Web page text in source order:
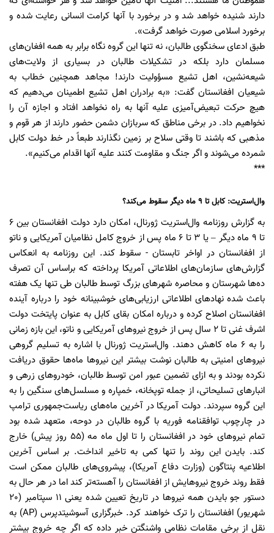
دارند شنیده خواهد شد و در برخورد با آنها کرامت انسانی رعایت شده و
برخورد اسلامی صورت خواهد گرفت».
طبق ادعای سخنگوی طالبان، نه تنها این گروه نگاه برابر به همه افغان‌های
مسلمان دارد بلکه در تشکیلات طالبان در بسیاری از ولایت‌های
شیعه‌نشین، اهل تشیع مسؤولیت دارند! مجاهد همچنین خطاب به
شیعیان افغانستان گفت: «به برادران اهل تشیع اطمینان می‌دهیم که
هیچ حرکت تبعیض‌آمیزی علیه آنها به راه نخواهد افتاد و اجازه آن را
نخواهیم داد. در برخی مناطق که سربازان دشمن حضور دارند از هر قوم و
مذهبی که باشند تا وقتی سلاح بر زمین نگذارند طبعا‌ً در خط دولت کابل
شمرده می‌شوند و اگر جنگ و مقاومت کنند علیه آنها اقدام می‌کنیم».
***
وال‌استریت: کابل تا 9 ماه دیگر سقوط می‌کند؟
به گزارش روزنامه وال‌استریت ژورنال، امکان دارد دولت افغانستان بین 6
تا 9 ماه دیگر – یا 3 تا 6 ماه پس از خروج کامل نظامیان آمریکایی و ناتو
از افغانستان در اواخر تابستان - سقوط کند. این روزنامه به انعکاس
گزارش‌های سازمان‌های اطلاعاتی آمریکا پرداخته که براساس آن تصرف
ده‌ها شهرستان و محاصره شهرهای بزرگ توسط طالبان طی تنها یک هفته
باعث شده نهادهای اطلاعاتی ارزیابی‌های خوشبینانه‌ خود را درباره آینده
افغانستان اصلاح کرده و درباره امکان بقای کابل به عنوان پایتخت دولت
اشرف غنی تا ۲ سال پس از خروج نیروهای آمریکایی و ناتو، این بازه زمانی
را به 6 ماه کاهش دهند. وال‌استریت ژورنال با اشاره به تسلیم گروهی
نیروهای امنیتی به طالبان نوشت بیشتر این نیروها ماه‌ها حقوق دریافت
نکرده بودند و به ازای تضمین عبور امن توسط طالبان، خودروهای زرهی و
انبارهای تسلیحاتی، از جمله توپخانه، خمپاره و مسلسل‌های سنگین را به
این گروه سپردند. دولت آمریکا در آخرین ماه‌های ریاست‌جمهوری ترامپ
در چارچوب توافقنامه فوریه با گروه طالبان در دوحه، متعهد شده بود
تمام نیروهای خود در افغانستان را تا اول ماه مه (55 روز پیش) خارج
کند. بایدن این روند را تنها کمی به تاخیر انداخت. بر اساس آخرین
اطلاعیه پنتاگون (وزارت دفاع آمریکا)، پیشروی‌های طالبان ممکن است
فقط روند خروج نیروهایش از افغانستان را آهسته‌تر کند اما در هر حال به
دستور جو بایدن همه نیروها در تاریخ تعیین شده یعنی 11 سپتامبر (20
شهریور) افغانستان را ترک خواهند کرد. خبرگزاری آسوشیتدپرس (AP) به
نقل از برخی مقامات نظامی واشنگتن خبر داده که اگر چه خروج بیشتر